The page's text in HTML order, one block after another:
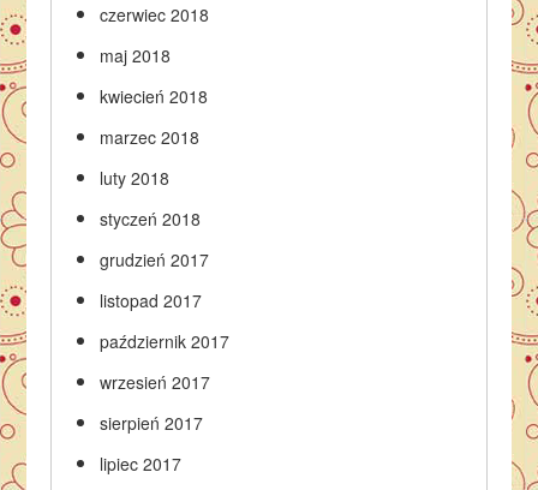
czerwiec 2018
maj 2018
kwiecień 2018
marzec 2018
luty 2018
styczeń 2018
grudzień 2017
listopad 2017
październik 2017
wrzesień 2017
sierpień 2017
lipiec 2017